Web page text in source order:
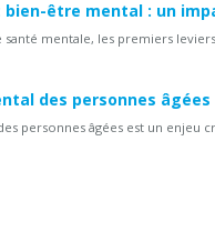
être mental : un
santé mentale, les premiers
des personnes âgées
personnes âgées est un